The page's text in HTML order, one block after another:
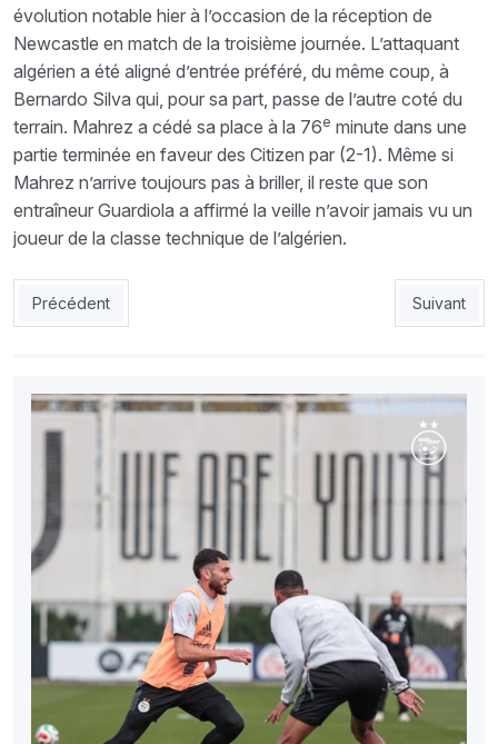
évolution notable hier à l’occasion de la réception de
Newcastle en match de la troisième journée. L’attaquant
algérien a été aligné d’entrée préféré, du même coup, à
Bernardo Silva qui, pour sa part, passe de l’autre coté du
terrain. Mahrez a cédé sa place à la 76e minute dans une
partie terminée en faveur des Citizen par (2-1). Même si
Mahrez n’arrive toujours pas à briller, il reste que son
entraîneur Guardiola a affirmé la veille n’avoir jamais vu un
joueur de la classe technique de l’algérien.
Article précédent : Abeid remplaçant, El-Mellali se blesse
Précédent Article
Suivant